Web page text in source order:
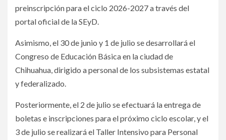
preinscripción para el ciclo 2026-2027 a través del
portal oficial de la SEyD.
Asimismo, el 30 de junio y 1 de julio se desarrollará el
Congreso de Educación Básica en la ciudad de
Chihuahua, dirigido a personal de los subsistemas estatal
y federalizado.
Posteriormente, el 2 de julio se efectuará la entrega de
boletas e inscripciones para el próximo ciclo escolar, y el
3 de julio se realizará el Taller Intensivo para Personal